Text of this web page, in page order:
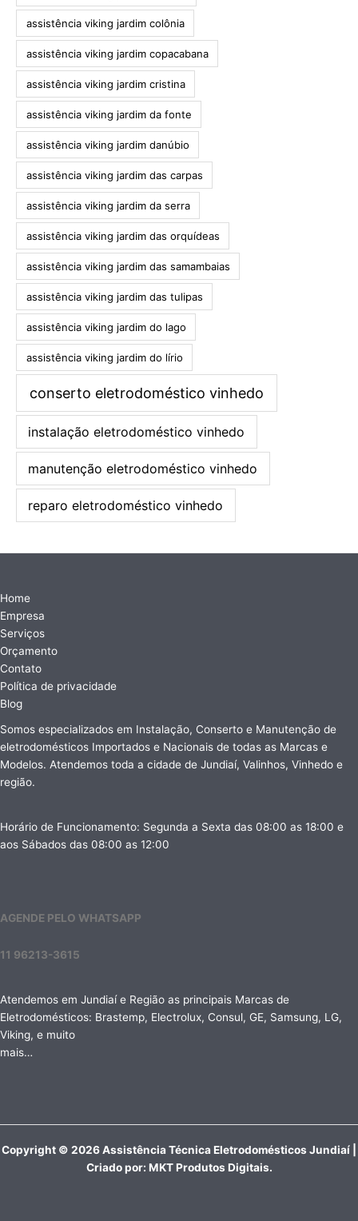
assistência viking jardim colônia
assistência viking jardim copacabana
assistência viking jardim cristina
assistência viking jardim da fonte
assistência viking jardim danúbio
assistência viking jardim das carpas
assistência viking jardim da serra
assistência viking jardim das orquídeas
assistência viking jardim das samambaias
assistência viking jardim das tulipas
assistência viking jardim do lago
assistência viking jardim do lírio
conserto eletrodoméstico vinhedo
instalação eletrodoméstico vinhedo
manutenção eletrodoméstico vinhedo
reparo eletrodoméstico vinhedo
Home
Empresa
Serviços
Orçamento
Contato
Política de privacidade
Blog
Somos especializados em Instalação, Conserto e Manutenção de
eletrodomésticos Importados e Nacionais de todas as Marcas e
Modelos. Atendemos toda a cidade de Jundiaí, Valinhos, Vinhedo e
região.
Horário de Funcionamento: Segunda a Sexta das 08:00 as 18:00 e
aos Sábados das 08:00 as 12:00
AGENDE PELO WHATSAPP
11 96213-3615
Atendemos em Jundiaí e Região as principais Marcas de
Eletrodomésticos: Brastemp, Electrolux, Consul, GE, Samsung, LG,
Viking, e muito
mais…
Copyright © 2026 Assistência Técnica Eletrodomésticos Jundiaí |
Criado por: MKT Produtos Digitais.